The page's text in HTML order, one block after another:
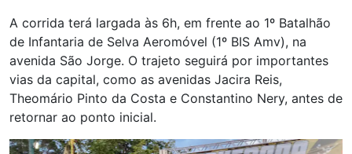
A corrida terá largada às 6h, em frente ao 1º Batalhão
de Infantaria de Selva Aeromóvel (1º BIS Amv), na
avenida São Jorge. O trajeto seguirá por importantes
vias da capital, como as avenidas Jacira Reis,
Theomário Pinto da Costa e Constantino Nery, antes de
retornar ao ponto inicial.